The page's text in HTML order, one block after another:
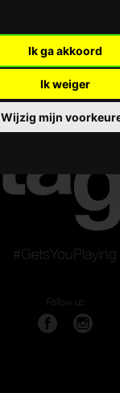
Ik ga akkoord
Ik weiger
Wijzig mijn
Deel dit:
#GetsYouPlaying
Follow us